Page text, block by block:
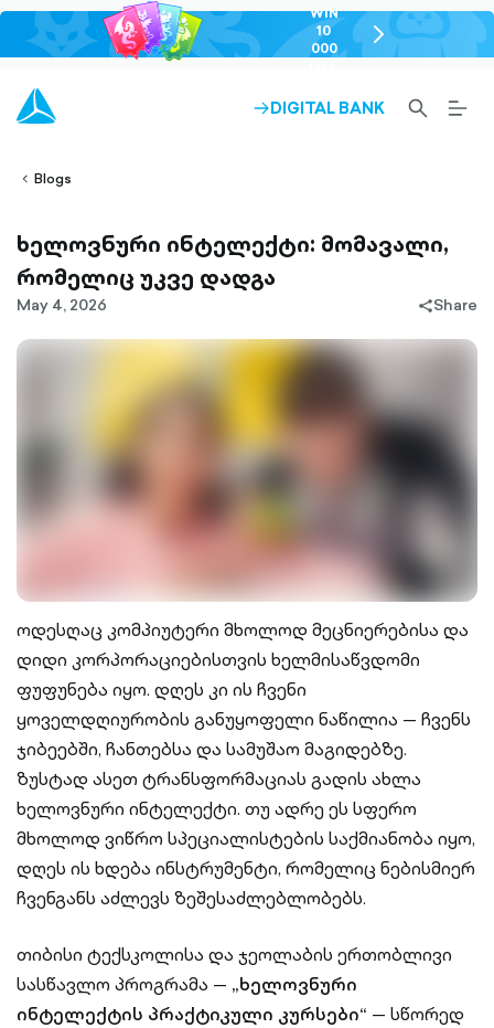
WIN
10
000
chevron-
right-
ARROW-
DIGITAL BANK
SEARCH-
OUTLINED
Blogs
ხელოვნური ინტელექტი: მომავალი,
რომელიც უკვე დადგა
May 4, 2026
share-
Share
ოდესღაც კომპიუტერი მხოლოდ მეცნიერებისა და
დიდი კორპორაციებისთვის ხელმისაწვდომი
ფუფუნება იყო. დღეს კი ის ჩვენი
ყოველდღიურობის განუყოფელი ნაწილია — ჩვენს
ჯიბეებში, ჩანთებსა და სამუშაო მაგიდებზე.
ზუსტად ასეთ ტრანსფორმაციას გადის ახლა
ხელოვნური ინტელექტი. თუ ადრე ეს სფერო
მხოლოდ ვიწრო სპეციალისტების საქმიანობა იყო,
დღეს ის ხდება ინსტრუმენტი, რომელიც ნებისმიერ
ჩვენგანს აძლევს ზეშესაძლებლობებს.
თიბისი ტექსკოლისა და ჯეოლაბის ერთობლივი
სასწავლო პროგრამა — „ხელოვნური
ინტელექტის პრაქტიკული კურსები“ — სწორედ